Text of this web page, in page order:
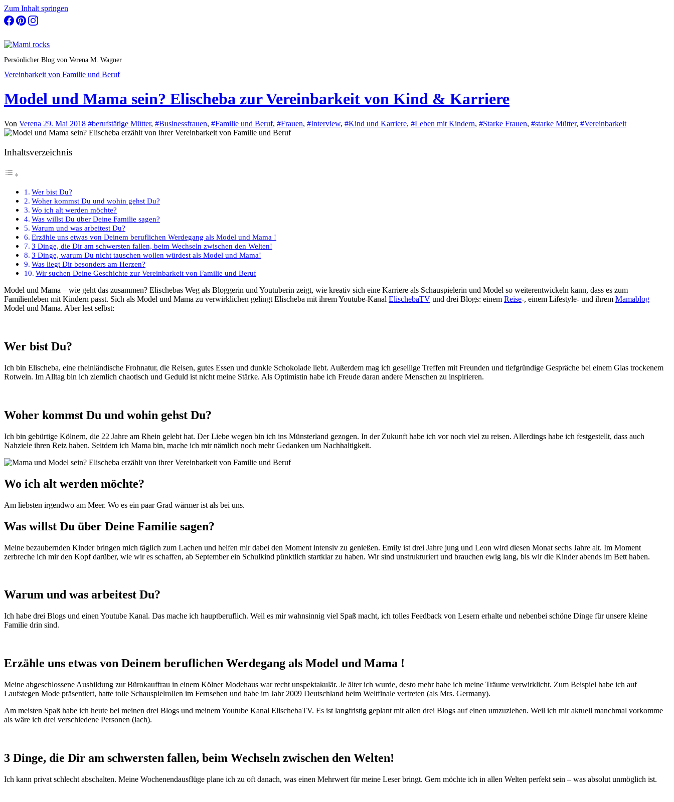
Zum Inhalt springen
Persönlicher Blog von Verena M. Wagner
Vereinbarkeit von Familie und Beruf
Model und Mama sein? Elischeba zur Vereinbarkeit von Kind & Karriere
Von Verena 29. Mai 2018 #berufstätige Mütter, #Businessfrauen, #Familie und Beruf, #Frauen, #Interview, #Kind und Karriere, #Leben mit Kindern, #Starke Frauen, #starke Mütter, #Vereinbarkeit
Inhaltsverzeichnis
Wer bist Du?
Woher kommst Du und wohin gehst Du?
Wo ich alt werden möchte?
Was willst Du über Deine Familie sagen?
Warum und was arbeitest Du?
Erzähle uns etwas von Deinem beruflichen Werdegang als Model und Mama !
3 Dinge, die Dir am schwersten fallen, beim Wechseln zwischen den Welten!
3 Dinge, warum Du nicht tauschen wollen würdest als Model und Mama!
Was liegt Dir besonders am Herzen?
Wir suchen Deine Geschichte zur Vereinbarkeit von Familie und Beruf
Model und Mama – wie geht das zusammen? Elischebas Weg als Bloggerin und Youtuberin zeigt, wie kreativ sich eine Karriere als Schauspielerin und Model so weiterentwickeln kann, dass es zum
Familienleben mit Kindern passt. Sich als Model und Mama zu verwirklichen gelingt Elischeba mit ihrem Youtube-Kanal ElischebaTV und drei Blogs: einem Reise-, einem Lifestyle- und ihrem Mamablog
Model und Mama. Aber lest selbst:
Wer bist Du?
Ich bin Elischeba, eine rheinländische Frohnatur, die Reisen, gutes Essen und dunkle Schokolade liebt. Außerdem mag ich gesellige Treffen mit Freunden und tiefgründige Gespräche bei einem Glas trockenem
Rotwein. Im Alltag bin ich ziemlich chaotisch und Geduld ist nicht meine Stärke. Als Optimistin habe ich Freude daran andere Menschen zu inspirieren.
Woher kommst Du und wohin gehst Du?
Ich bin gebürtige Kölnern, die 22 Jahre am Rhein gelebt hat. Der Liebe wegen bin ich ins Münsterland gezogen. In der Zukunft habe ich vor noch viel zu reisen. Allerdings habe ich festgestellt, dass auch
Nahziele ihren Reiz haben. Seitdem ich Mama bin, mache ich mir nämlich noch mehr Gedanken um Nachhaltigkeit.
Wo ich alt werden möchte?
Am liebsten irgendwo am Meer. Wo es ein paar Grad wärmer ist als bei uns.
Was willst Du über Deine Familie sagen?
Meine bezaubernden Kinder bringen mich täglich zum Lachen und helfen mir dabei den Moment intensiv zu genießen. Emily ist drei Jahre jung und Leon wird diesen Monat sechs Jahre alt. Im Moment
zerbreche ich mir den Kopf darüber, wie wir es schaffen, ab September ein Schulkind pünktlich startklar zu haben. Wir sind unstrukturiert und brauchen ewig lang, bis wir die Kinder abends im Bett haben.
Warum und was arbeitest Du?
Ich habe drei Blogs und einen Youtube Kanal. Das mache ich hauptberuflich. Weil es mir wahnsinnig viel Spaß macht, ich tolles Feedback von Lesern erhalte und nebenbei schöne Dinge für unsere kleine
Familie drin sind.
Erzähle uns etwas von Deinem beruflichen Werdegang als Model und Mama !
Meine abgeschlossene Ausbildung zur Bürokauffrau in einem Kölner Modehaus war recht unspektakulär. Je älter ich wurde, desto mehr habe ich meine Träume verwirklicht. Zum Beispiel habe ich auf
Laufstegen Mode präsentiert, hatte tolle Schauspielrollen im Fernsehen und habe im Jahr 2009 Deutschland beim Weltfinale vertreten (als Mrs. Germany).
Am meisten Spaß habe ich heute bei meinen drei Blogs und meinem Youtube Kanal ElischebaTV. Es ist langfristig geplant mit allen drei Blogs auf einen umzuziehen. Weil ich mir aktuell manchmal vorkomme
als wäre ich drei verschiedene Personen (lach).
3 Dinge, die Dir am schwersten fallen, beim Wechseln zwischen den Welten!
Ich kann privat schlecht abschalten. Meine Wochenendausflüge plane ich zu oft danach, was einen Mehrwert für meine Leser bringt. Gern möchte ich in allen Welten perfekt sein – was absolut unmöglich ist.